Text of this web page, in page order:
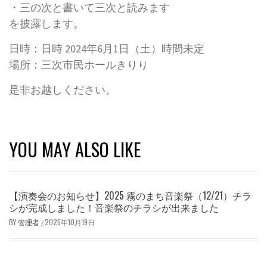
・三の次と書いて三次と読みます
を披露します。
日時：日時 2024年6月1日（土）時間未定
場所：三次市民ホールきりり
是非お越しください。
YOU MAY ALSO LIKE
【演奏会のお知らせ】2025 霧のまち音楽祭（12/21）チラ
シが完成しました！音楽祭のチラシが出来ました
BY管理者 /2025年10月19日